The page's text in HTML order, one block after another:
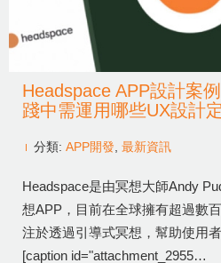
Headspace APP設計案
踐中需運用哪些UX設計
分類: APP開發 最新資訊
Headspace是由冥想大師Andy
想APP，目前在全球擁有超過數
注於透過引導式冥想，幫助使用
[caption id="attachment_2955…